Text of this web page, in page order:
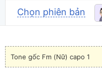
Chọn phiên bản
Tone gốc Fm (Nữ) capo 1